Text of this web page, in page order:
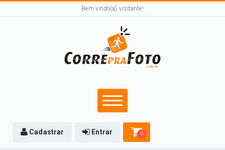
Bem vindo(a) visitante!
Cadastrar Entrar 0